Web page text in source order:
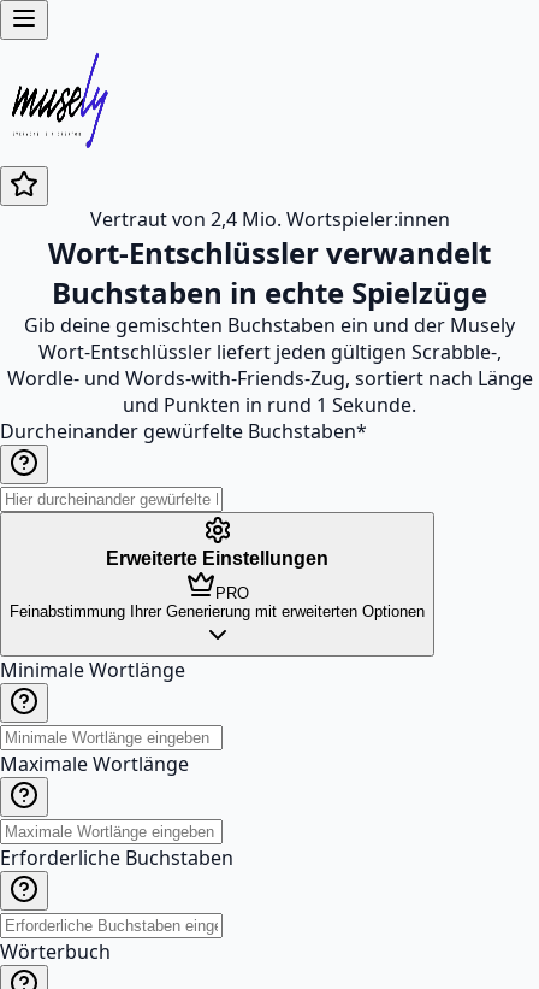
Vertraut von 2,4 Mio. Wortspieler:innen
Wort-Entschlüssler verwandelt
Buchstaben in echte Spielzüge
Gib deine gemischten Buchstaben ein und der Musely
Wort-Entschlüssler liefert jeden gültigen Scrabble-,
Wordle- und Words-with-Friends-Zug, sortiert nach Länge
und Punkten in rund 1 Sekunde.
Durcheinander gewürfelte Buchstaben*
Erweiterte Einstellungen
PRO
Feinabstimmung Ihrer Generierung mit erweiterten Optionen
Minimale Wortlänge
Maximale Wortlänge
Erforderliche Buchstaben
Wörterbuch